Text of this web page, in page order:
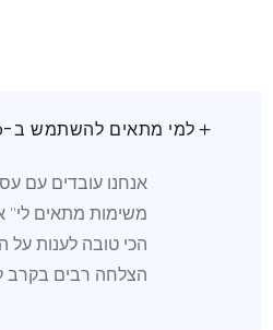
למי מתאים להשתמש ב-Team.Do?
הכי טובה לענות על
הצלחה רבים בקרב